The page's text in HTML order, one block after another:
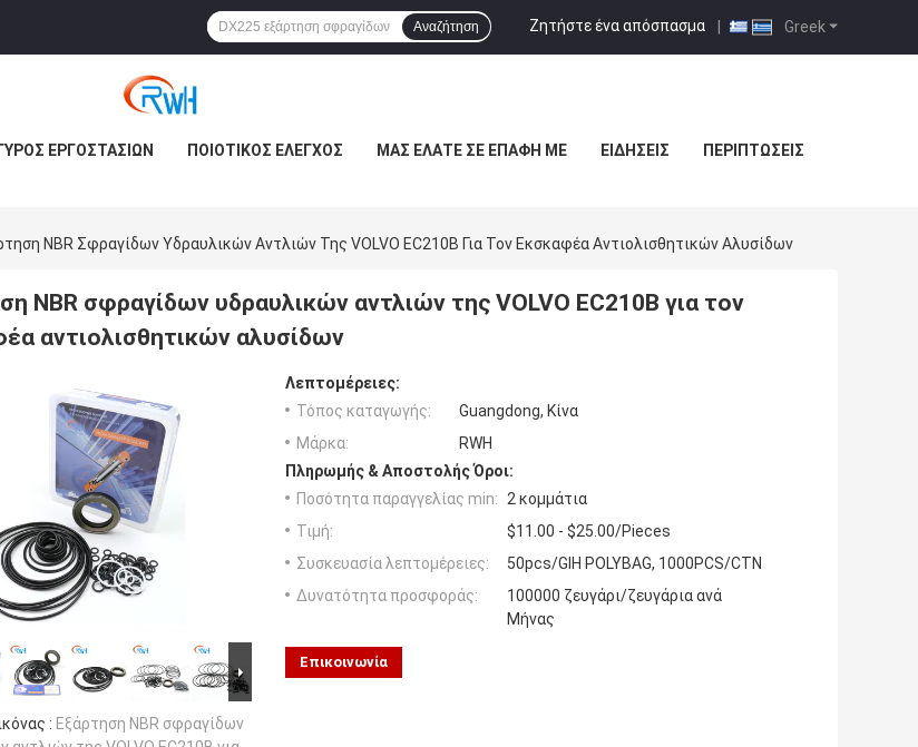
Greek
Ζητήστε ένα απόσπασμα |
Αναζήτηση
ΓΎΡΟΣ ΕΡΓΟΣΤΑΣΊΩΝ ΠΟΙΟΤΙΚΌΣ ΈΛΕΓΧΟΣ ΜΑΣ ΕΛΆΤΕ ΣΕ ΕΠΑΦΉ ΜΕ ΕΙΔΉΣΕΙΣ ΠΕΡΙΠΤΏΣΕΙΣ
NBR Σφραγίδων Υδραυλικών Αντλιών Της VOLVO EC210B Για Τον Εκσκαφέα Αντιολισθητικών Αλυσίδων
NBR σφραγίδων υδραυλικών αντλιών της VOLVO EC210B για τον
αντιολισθητικών αλυσίδων
: Εξάρτηση NBR σφραγίδων
Λεπτομέρειες:
Τόπος καταγωγής:
Guangdong, Κίνα
Μάρκα:
RWH
Πληρωμής & Αποστολής Όροι:
Ποσότητα παραγγελίας min: 2 κομμάτια
Τιμή:
$11.00 - $25.00/Pieces
Συσκευασία λεπτομέρειες:
50pcs/GIH POLYBAG, 1000PCS/CTN
Δυνατότητα προσφοράς:
100000 ζευγάρι/ζευγάρια ανά
Μήνας
Επικοινωνία